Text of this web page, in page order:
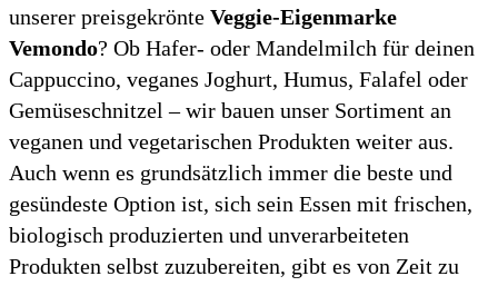
unserer preisgekrönte Veggie-Eigenmarke
Vemondo? Ob Hafer- oder Mandelmilch für deinen
Cappuccino, veganes Joghurt, Humus, Falafel oder
Gemüseschnitzel – wir bauen unser Sortiment an
veganen und vegetarischen Produkten weiter aus.
Auch wenn es grundsätzlich immer die beste und
gesündeste Option ist, sich sein Essen mit frischen,
biologisch produzierten und unverarbeiteten
Produkten selbst zuzubereiten, gibt es von Zeit zu